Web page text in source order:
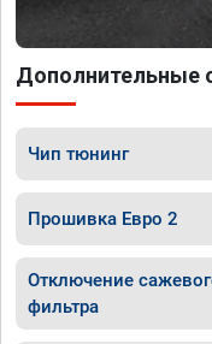
Дополнительные
Чип тюнинг
Прошивка Евро 2
Отключение
фильтра